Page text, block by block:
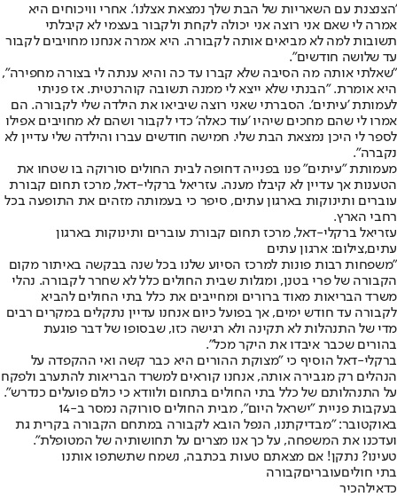
'הצנצנת עם השאריות של הבת שלך נמצאת אצלנו'. אחרי וויכוחים היא
אמרה לי שאם אני רוצה אני יכולה לקחת ולקבור בעצמי לא קיבלתי
תשובות למה לא מביאים אותה לקבורה. היא אמרה אנחנו מחויבים לקבור
עד שלושה חודשים".
"שאלתי אותה מה הסיבה שלא קברו עד כה והיא ענתה לי בצורה מחפירה",
היא אומרת. "הבנתי שלא ייצא לי ממנה תשובה קוהרנטית. אז פניתי
לעמותת 'עיתים'. הסברתי שאני רוצה שיביאו את הילדה שלי לקבורה. הם
אמרו לי שהם מחכים שיהיו 'עוד כאלה' כדי לקבור ושהם לא מחויבים אפילו
לספר לי היכן נמצאת הבת שלי. חמישה חודשים עברו והילדה שלי עדיין לא
נקברה".
מעמותת "עיתים" פנו בפנייה דחופה לבית החולים סורוקה בו שטחו את
הטענות אך עדיין לא קיבלו מענה. עזריאל ברקלי-דאל, מרכז תחום קבורת
עוברים ותינוקות בארגון עתים, סיפר כי בעמותה מזהים את התופעה בכל
רחבי הארץ.
עזריאל ברקלי-דאל, מרכז תחום קבורת עוברים ותינוקות בארגון
עתים,צילום: ארגון עתים
"משפחות רבות פונות למרכז הסיוע שלנו בכל שנה בבקשה באיתור מקום
הקבורה של פרי בטנן, ומגלות שבית החולים כלל לא שחרר לקבורה. נהלי
משרד הבריאות מאוד ברורים ומחייבים את כלל בתי החולים להביא
לקבורה עד חודש ימים, אך בפועל כיום אנחנו עדיין נתקלים במקרים רבים
מדי של התנהלות לא תקינה ולא רגישה כזו, שבסופו של דבר פוגעת
בהורים שכבר איבדו את היקר מכל".
ברקלי-דאל הוסיף כי "מצוקת ההורים היא כבר קשה ואי ההקפדה על
הנהלים רק מגבירה אותה, אנחנו קוראים למשרד הבריאות להתערב ולפקח
על התנהלותם של כלל בתי החולים בתחום ולוודא כי כולם פועלים כנדרש".
בעקבות פניית "ישראל היום", מבית החולים סורוקה נמסר ב-14
באוקטובר: "מבדיקתנו, הנפל הובא לקבורה במתחם הקבורה בקרית גת
ועדכנו את המשפחה, על כך אנו מצרים על תחושותיה של המטופלת".
טעינו? נתקן! אם מצאתם טעות בכתבה, נשמח שתשתפו אותנו
בתי חוליםעובריםקבורה
כדאילהכיר